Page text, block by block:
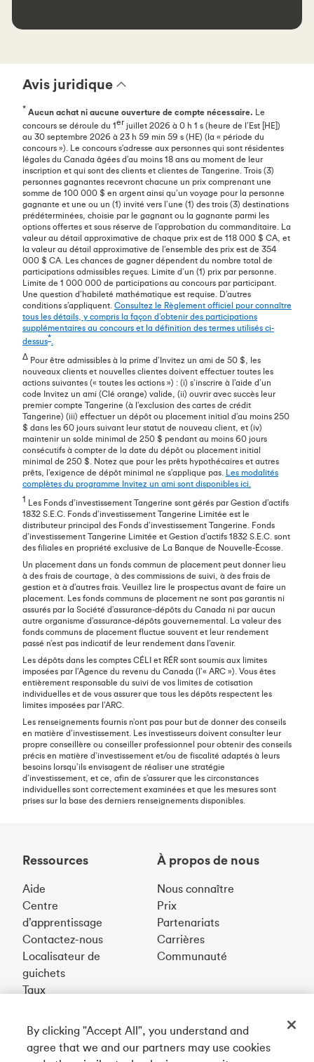
Avis juridique
* Aucun achat ni aucune ouverture de compte nécessaire. Le
concours se déroule du 1er juillet 2026 à 0 h 1 s (heure de l’Est [HE])
au 30 septembre 2026 à 23 h 59 min 59 s (HE) (la « période du
concours »). Le concours s’adresse aux personnes qui sont résidentes
légales du Canada âgées d’au moins 18 ans au moment de leur
inscription et qui sont des clients et clientes de Tangerine. Trois (3)
personnes gagnantes recevront chacune un prix comprenant une
somme de 100 000 $ en argent ainsi qu’un voyage pour la personne
gagnante et une ou un (1) invité vers l’une (1) des trois (3) destinations
prédéterminées, choisie par le gagnant ou la gagnante parmi les
options offertes et sous réserve de l’approbation du commanditaire. La
valeur au détail approximative de chaque prix est de 118 000 $ CA, et
la valeur au détail approximative de l’ensemble des prix est de 354
000 $ CA. Les chances de gagner dépendent du nombre total de
participations admissibles reçues. Limite d’un (1) prix par personne.
Limite de 1 000 000 de participations au concours par participant.
Une question d’habileté mathématique est requise. D’autres
conditions s’appliquent. Consultez le Règlement officiel pour connaître
tous les détails, y compris la façon d’obtenir des participations
supplémentaires au concours et la définition des termes utilisés ci-
dessus*.
∆ Pour être admissibles à la prime d’Invitez un ami de 50 $, les
nouveaux clients et nouvelles clientes doivent effectuer toutes les
actions suivantes (« toutes les actions ») : (i) s’inscrire à l’aide d’un
code Invitez un ami (Clé orange) valide, (ii) ouvrir avec succès leur
premier compte Tangerine (à l’exclusion des cartes de crédit
Tangerine) (iii) effectuer un dépôt ou placement initial d’au moins 250
$ dans les 60 jours suivant leur statut de nouveau client, et (iv)
maintenir un solde minimal de 250 $ pendant au moins 60 jours
consécutifs à compter de la date du dépôt ou placement initial
minimal de 250 $. Notez que pour les prêts hypothécaires et autres
prêts, l’exigence de dépôt minimal ne s’applique pas. Les modalités
complètes du programme Invitez un ami sont disponibles ici.
1 Les Fonds d’investissement Tangerine sont gérés par Gestion d’actifs
1832 S.E.C. Fonds d’investissement Tangerine Limitée est le
distributeur principal des Fonds d’investissement Tangerine. Fonds
d’investissement Tangerine Limitée et Gestion d’actifs 1832 S.E.C. sont
des filiales en propriété exclusive de La Banque de Nouvelle-Écosse.
Un placement dans un fonds commun de placement peut donner lieu
à des frais de courtage, à des commissions de suivi, à des frais de
gestion et à d’autres frais. Veuillez lire le prospectus avant de faire un
placement. Les fonds communs de placement ne sont pas garantis ni
assurés par la Société d’assurance-dépôts du Canada ni par aucun
autre organisme d’assurance-dépôts gouvernemental. La valeur des
fonds communs de placement fluctue souvent et leur rendement
passé n’est pas indicatif de leur rendement dans l’avenir.
Les dépôts dans les comptes CÉLI et RÉR sont soumis aux limites
imposées par l’Agence du revenu du Canada (l’« ARC »). Vous êtes
entièrement responsable du suivi de vos limites de cotisation
individuelles et de vous assurer que tous les dépôts respectent les
limites imposées par l’ARC.
Les renseignements fournis n’ont pas pour but de donner des conseils
en matière d’investissement. Les investisseurs doivent consulter leur
propre conseillère ou conseiller professionnel pour obtenir des conseils
précis en matière d’investissement et/ou de fiscalité adaptés à leurs
besoins lorsqu’ils envisagent de réaliser une stratégie
d’investissement, et ce, afin de s’assurer que les circonstances
individuelles sont correctement examinées et que les mesures sont
prises sur la base des derniers renseignements disponibles.
Ressources
Aide
Centre
d’apprentissage
Contactez-nous
Localisateur de
guichets
Taux
À propos de nous
Nous connaître
Prix
Partenariats
Carrières
Communauté
Téléchargez notre appli
By clicking "Accept All", you understand and
agree that we and our partners may use cookies